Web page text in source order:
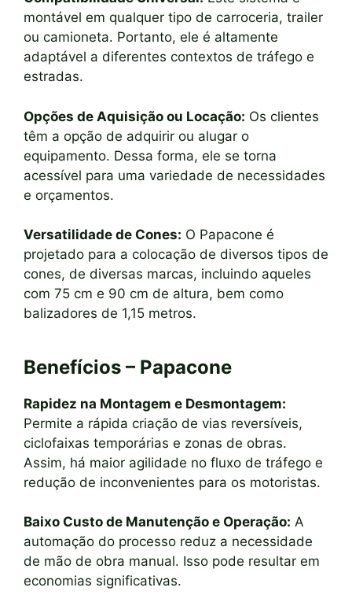
montável em qualquer tipo de carroceria, trailer
ou camioneta. Portanto, ele é altamente
adaptável a diferentes contextos de tráfego e
estradas.
Opções de Aquisição ou Locação: Os clientes
têm a opção de adquirir ou alugar o
equipamento. Dessa forma, ele se torna
acessível para uma variedade de necessidades
e orçamentos.
Versatilidade de Cones: O Papacone é
projetado para a colocação de diversos tipos de
cones, de diversas marcas, incluindo aqueles
com 75 cm e 90 cm de altura, bem como
balizadores de 1,15 metros.
Benefícios – Papacone
Rapidez na Montagem e Desmontagem:
Permite a rápida criação de vias reversíveis,
ciclofaixas temporárias e zonas de obras.
Assim, há maior agilidade no fluxo de tráfego e
redução de inconvenientes para os motoristas.
Baixo Custo de Manutenção e Operação: A
automação do processo reduz a necessidade
de mão de obra manual. Isso pode resultar em
economias significativas.